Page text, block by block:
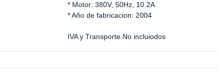
* Motor: 380V, 50Hz, 10.2A
* Año de fabricacion: 2004
IVA y Transporte No incluiodos